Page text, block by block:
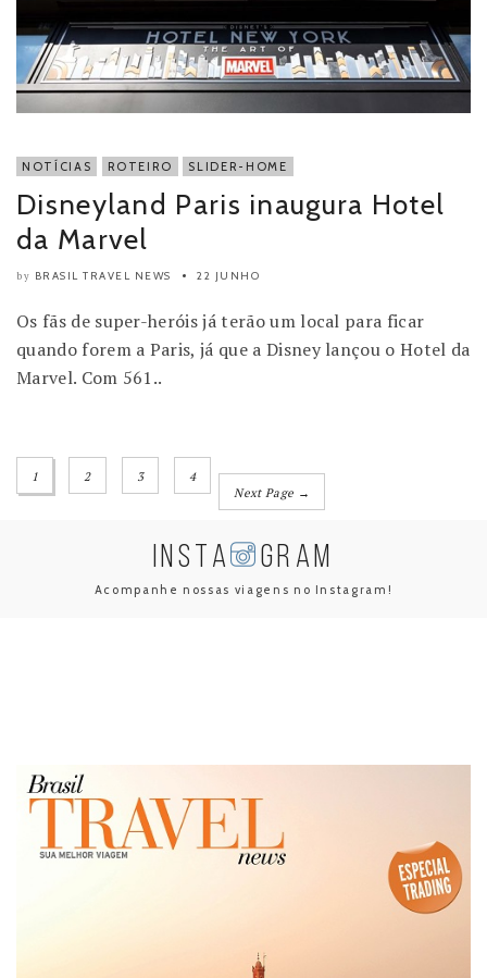
NOTÍCIAS ROTEIRO SLIDER-HOME
Disneyland Paris inaugura Hotel
da Marvel
by BRASIL TRAVEL NEWS 22 JUNHO
Os fãs de super-heróis já terão um local para ficar
quando forem a Paris, já que a Disney lançou o Hotel da
Marvel. Com 561..
1 2 3
4
Next Page →
INSTA GRAM
Acompanhe nossas viagens no Instagram!